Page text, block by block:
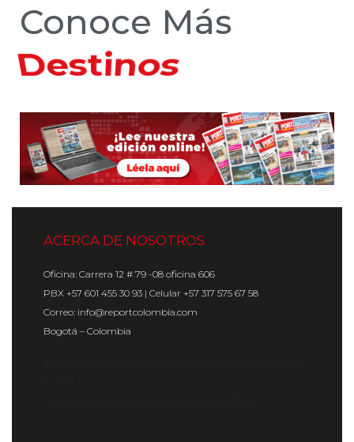
Conoce Más
Hoteles
ACERCA DE NOSOTROS
Oficina: Carrera 12 # 79 -08 oficina 606
PBX +57 601 455 30 93 | Celular +57 317 575 67 58
Correo: info@reportcolombia.com
Bogotá – Colombia